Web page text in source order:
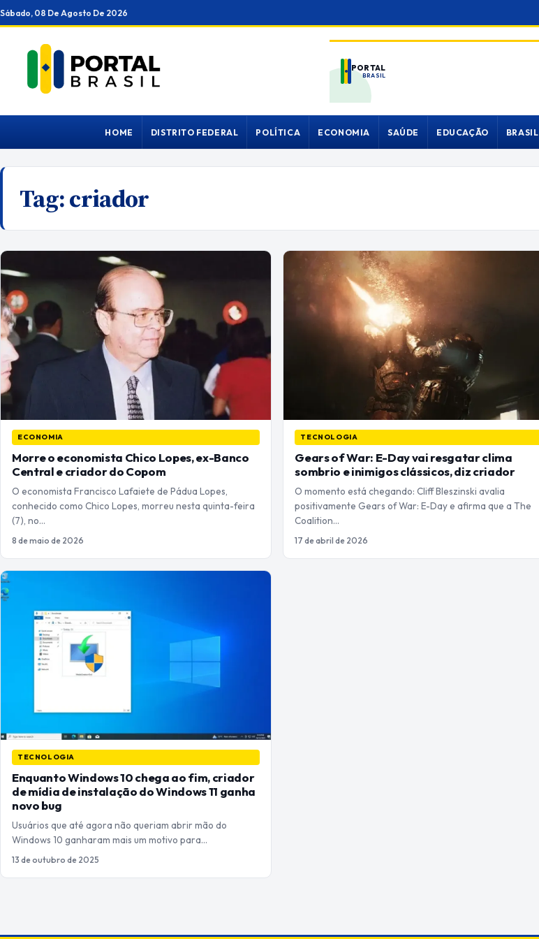
Ir
para
conteúdo
Sábado, 08 De Agosto De 2026
PORTAL
BRASIL
HOME DISTRITO FEDERAL POLÍTICA ECONOMIA SAÚDE EDUCAÇÃO BRASIL
Tag:criador
ECONOMIA
Morre o economista Chico Lopes, ex-Banco
Central e criador do Copom
O economista Francisco Lafaiete de Pádua Lopes,
conhecido como Chico Lopes, morreu nesta quinta-feira
(7), no…
8 de maio de 2026
TECNOLOGIA
Gears of War: E-Day vai resgatar clima
sombrio e inimigos clássicos, diz criador
O momento está chegando: Cliff Bleszinski avalia
positivamente Gears of War: E-Day e afirma que a The
Coalition…
17 de abril de 2026
TECNOLOGIA
Enquanto Windows 10 chega ao fim, criador
de mídia de instalação do Windows 11 ganha
novo bug
Usuários que até agora não queriam abrir mão do
Windows 10 ganharam mais um motivo para…
13 de outubro de 2025